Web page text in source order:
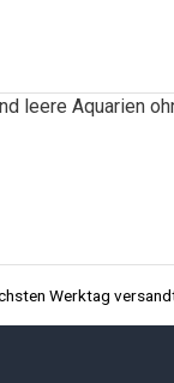
leere Aquarien
Werktag